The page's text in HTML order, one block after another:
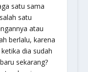
satu sama
satu
atau
berlalu, karena
dia sudah
sekarang?